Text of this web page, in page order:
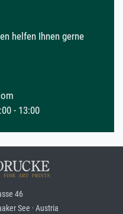
helfen Ihnen gerne
- 13:00
46
See · Austria